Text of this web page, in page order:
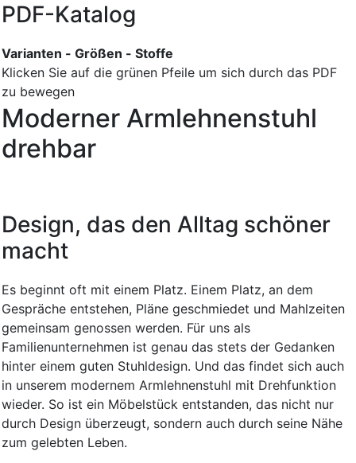
PDF-Katalog
Varianten - Größen - Stoffe
Klicken Sie auf die grünen Pfeile um sich durch das PDF
zu bewegen
Moderner Armlehnenstuhl
drehbar
Design, das den Alltag schöner
macht
Es beginnt oft mit einem Platz. Einem Platz, an dem
Gespräche entstehen, Pläne geschmiedet und Mahlzeiten
gemeinsam genossen werden. Für uns als
Familienunternehmen ist genau das stets der Gedanken
hinter einem guten Stuhldesign. Und das findet sich auch
in unserem modernem Armlehnenstuhl mit Drehfunktion
wieder. So ist ein Möbelstück entstanden, das nicht nur
durch Design überzeugt, sondern auch durch seine Nähe
zum gelebten Leben.